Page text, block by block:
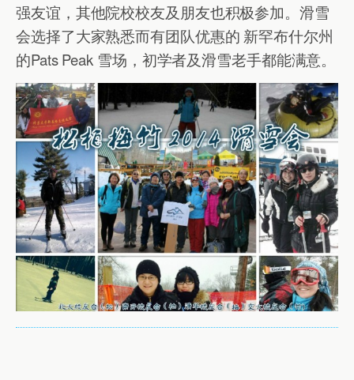
强友谊，其他院校校友及朋友也积极参加。滑雪
会选择了大家熟悉而有团队优惠的 新罕布什尔州
的Pats Peak 雪场，初学者及滑雪老手都能满意。